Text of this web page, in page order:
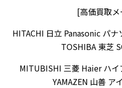
[高価買取
HITACHI 日立 Panasonic パ
TOSHIBA 東芝
MITUBISHI 三菱 Haier ハ
YAMAZEN 山善 ア